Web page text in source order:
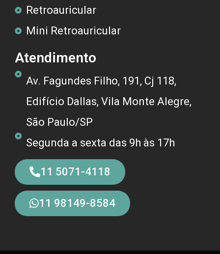
Retroauricular
Mini Retroauricular
Atendimento
Av. Fagundes Filho, 191, Cj 118,
Edifício Dallas, Vila Monte Alegre,
São Paulo/SP
Segunda a sexta das 9h às 17h
11 5071-4118
11 98149-8584